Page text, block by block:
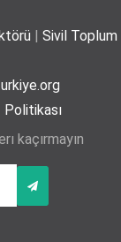
Sivil Toplum
Politikası
kaçırmayın